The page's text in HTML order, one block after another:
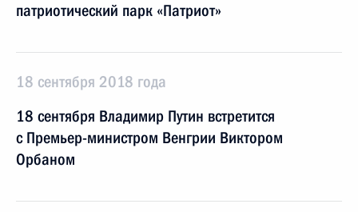
патриотический парк «Патриот»
18 сентября 2018 года
18 сентября Владимир Путин встретится
с Премьер-министром Венгрии Виктором
Орбаном